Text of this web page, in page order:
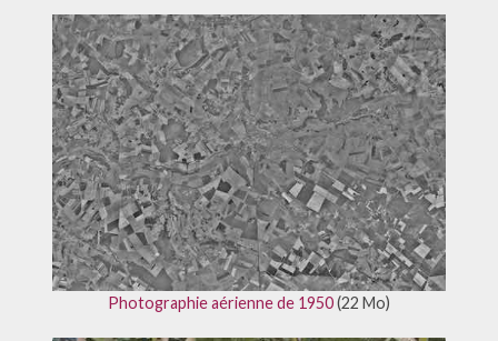
Photographie aérienne de 1950(22 Mo)